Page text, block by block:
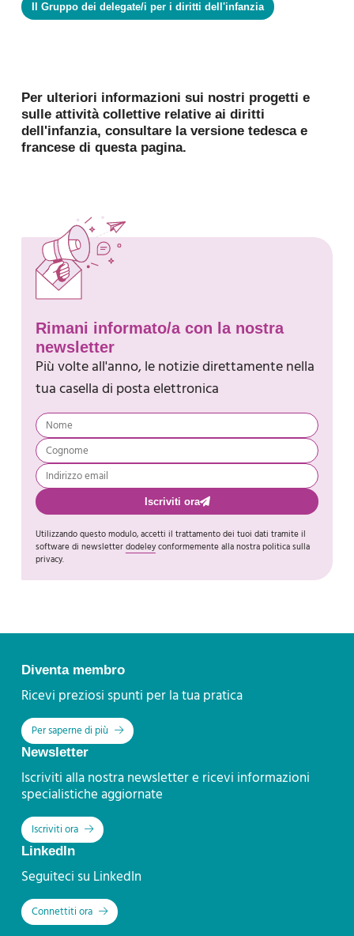
Il Gruppo dei delegate/i per i diritti dell'infanzia
Per ulteriori informazioni sui nostri progetti e
sulle attività collettive relative ai diritti
dell'infanzia, consultare la versione tedesca e
francese di questa pagina.
Rimani informato/a con la nostra
newsletter
Più volte all'anno, le notizie direttamente nella
tua casella di posta elettronica
Iscriviti ora
Utilizzando questo modulo, accetti il trattamento dei tuoi dati tramite il
software di newsletterdodeleyconformemente alla nostra politica sulla
privacy.
Diventa membro
Ricevi preziosi spunti per la tua pratica
Per saperne di più
Newsletter
Iscriviti alla nostra newsletter e ricevi informazioni
specialistiche aggiornate
Iscriviti ora
LinkedIn
Seguiteci su LinkedIn
Connettiti ora